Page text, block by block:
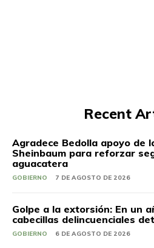
Recent
Agradece Bedolla apoyo de
Sheinbaum para reforzar
aguacatera
GOBIERNO 7 DE AGOSTO DE 2026
Golpe a la extorsión: En un
cabecillas delincuenciales
GOBIERNO 6 DE AGOSTO DE 2026